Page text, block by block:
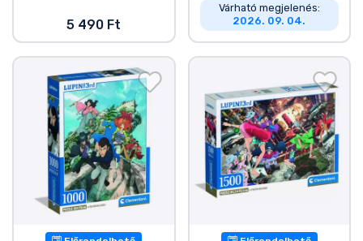
5 490 Ft
Várható megjelenés:
2026. 09. 04.
Gamer cuccok
Sportos cuccok
Zenés cuccok
Terméktípusok